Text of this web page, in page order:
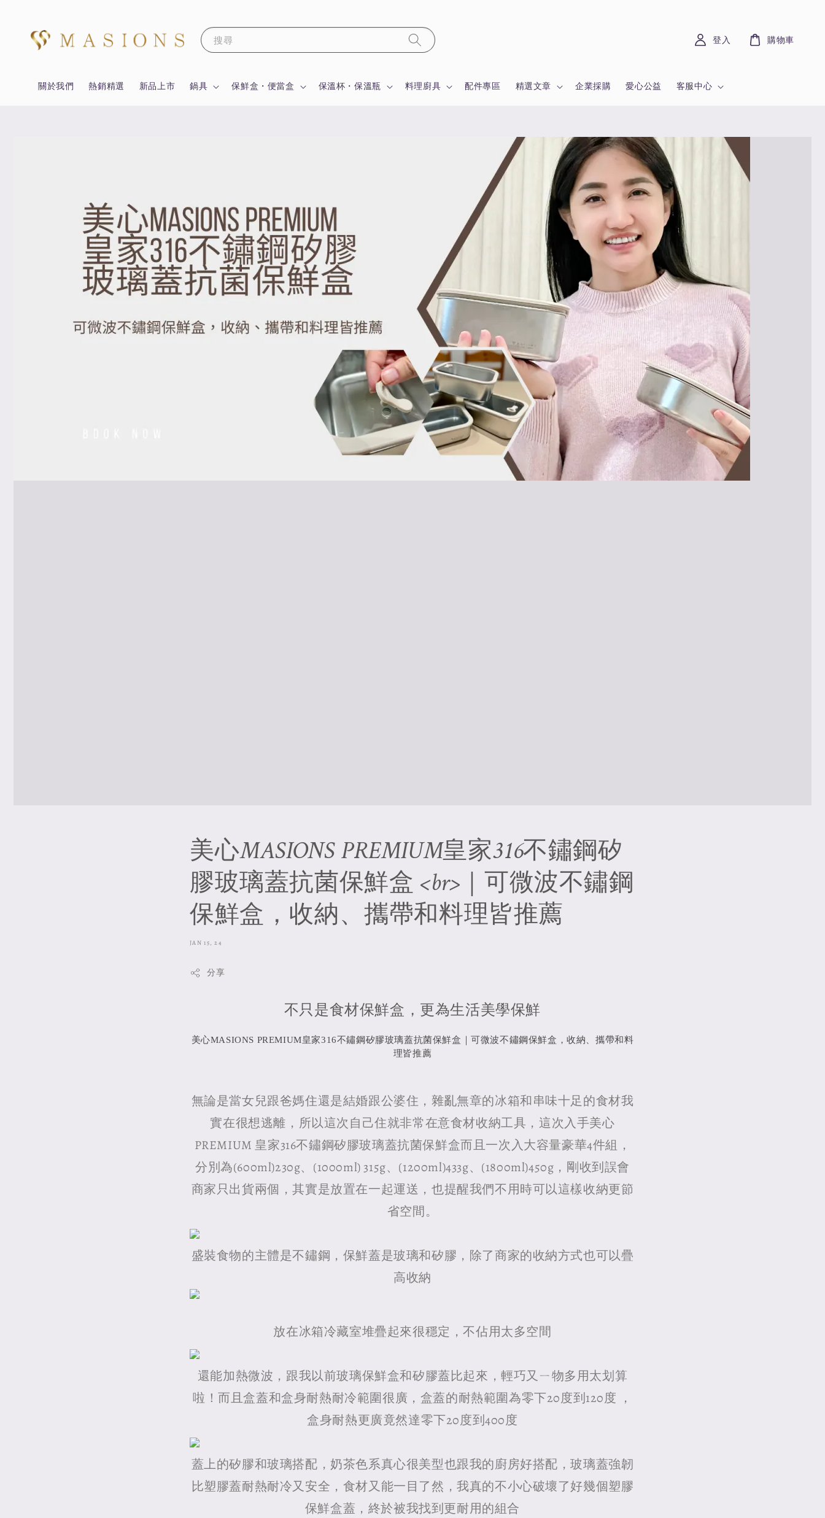
搜尋
關於我們 熱銷精選 新品上市 鍋具 保鮮盒・便當盒 保溫杯・保溫瓶 料理廚具 配件專區 精選文章 企業採購 愛心公益 客服中心
登入 購物車
美心MASIONS PREMIUM皇家316不鏽鋼矽
膠玻璃蓋抗菌保鮮盒 <br>｜可微波不鏽鋼
保鮮盒，收納、攜帶和料理皆推薦
JAN 15, 24
分享
不只是食材保鮮盒，更為生活美學保鮮
美心MASIONS PREMIUM皇家316不鏽鋼矽膠玻璃蓋抗菌保鮮盒｜可微波不鏽鋼保鮮盒，收納、攜帶和料
理皆推薦
無論是當女兒跟爸媽住還是結婚跟公婆住，雜亂無章的冰箱和串味十足的食材我
實在很想逃離，所以這次自己住就非常在意食材收納工具，這次入手美心
PREMIUM 皇家316不鏽鋼矽膠玻璃蓋抗菌保鮮盒而且一次入大容量豪華4件組，
分別為(600ml)230g、(1000ml) 315g、(1200ml)433g、(1800ml)450g，剛收到誤會
商家只出貨兩個，其實是放置在一起運送，也提醒我們不用時可以這樣收納更節
省空間。
盛裝食物的主體是不鏽鋼，保鮮蓋是玻璃和矽膠，除了商家的收納方式也可以疊
高收納
放在冰箱冷藏室堆疊起來很穩定，不佔用太多空間
還能加熱微波，跟我以前玻璃保鮮盒和矽膠蓋比起來，輕巧又ㄧ物多用太划算
啦！而且盒蓋和盒身耐熱耐冷範圍很廣，盒蓋的耐熱範圍為零下20度到120度 ，
盒身耐熱更廣竟然達零下20度到400度
蓋上的矽膠和玻璃搭配，奶茶色系真心很美型也跟我的廚房好搭配，玻璃蓋強韌
比塑膠蓋耐熱耐冷又安全，食材又能一目了然，我真的不小心破壞了好幾個塑膠
保鮮盒蓋，終於被我找到更耐用的組合